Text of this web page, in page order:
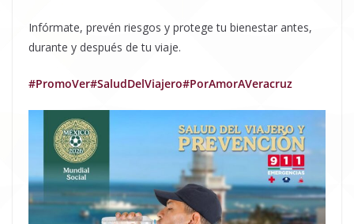
Infórmate, prevén riesgos y protege tu bienestar antes,
durante y después de tu viaje.
#PromoVer#SaludDelViajero#PorAmorAVeracruz